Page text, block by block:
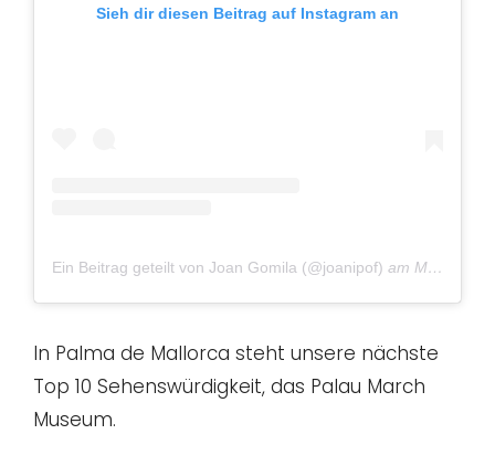
Sieh dir diesen Beitrag auf Instagram an
Ein Beitrag geteilt von Joan Gomila (@joanipof) am Mai 30, 2018 um 1:12 PDT
In Palma de Mallorca steht unsere nächste
Top 10 Sehenswürdigkeit, das Palau March
Museum.